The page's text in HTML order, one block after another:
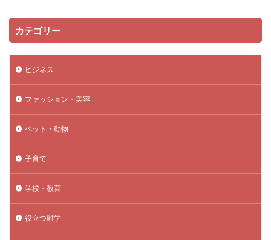
カテゴリー
ビジネス
ファッション・美容
ペット・動物
子育て
学校・教育
役立つ雑学